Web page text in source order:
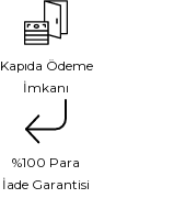
Kapıda Ödeme
İmkanı
%100 Para
İade Garantisi